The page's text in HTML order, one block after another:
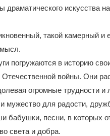
драматического искусства
такой камерный и
погружаются в историю
войны. Они
огромные трудности
мужество для радости,
бабушки, песни, в которых
света и добра.